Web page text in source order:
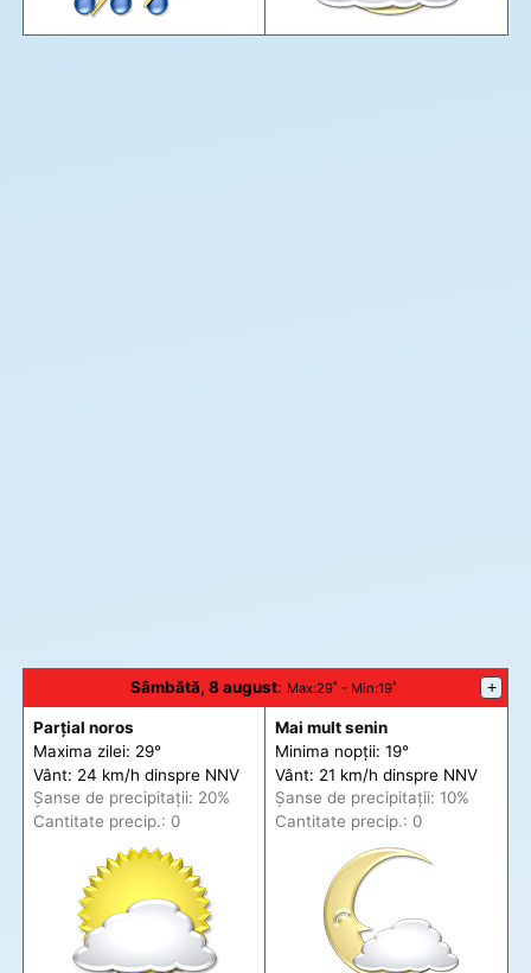
Sâmbătă, 8 august: Max:29˚ - Min:19˚ +
Parțial noros
Maxima zilei: 29°
Vânt: 24 km/h dinspre NNV
Șanse de precipitații: 20%
Cantitate precip.: 0
Mai mult senin
Minima nopții: 19°
Vânt: 21 km/h dinspre NNV
Șanse de precipitații: 10%
Cantitate precip.: 0